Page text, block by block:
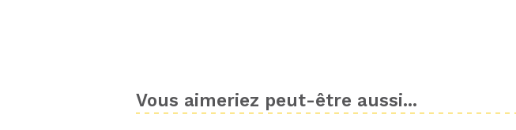
Vous aimeriez peut-être aussi...